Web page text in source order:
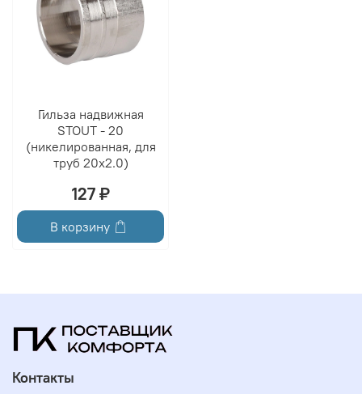
Гильза надвижная
STOUT - 20
(никелированная, для
труб 20x2.0)
127 ₽
В корзину
Контакты